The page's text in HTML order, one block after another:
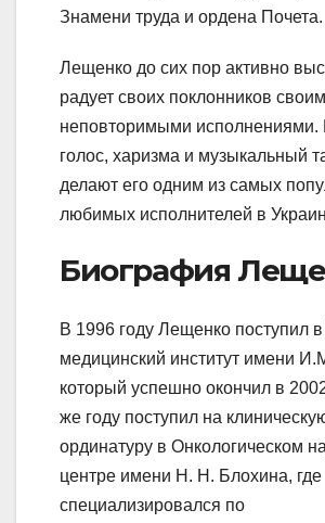
Знамени труда и ордена Почета.
Лещенко до сих пор активно
радует своих поклонников
неповторимыми исполнениями.
голос, харизма и музыкальный
делают его одним из самых
любимых исполнителей в
Биография
В 1996 году Лещенко поступил
медицинский институт имени
который успешно окончил в
же году поступил на
ординатуру в Онкологическом
центре имени Н. Н. Блохина, где
специализировался по